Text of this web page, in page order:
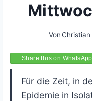
Von
Share this on WhatsApp
Für die Zeit, in
Epidemie in